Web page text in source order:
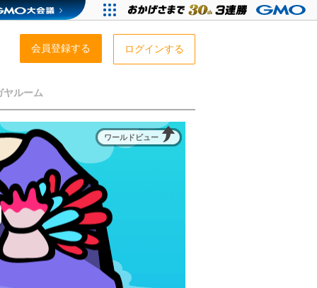
会員登録する ログインする
ヤルーム
ワールドビュー